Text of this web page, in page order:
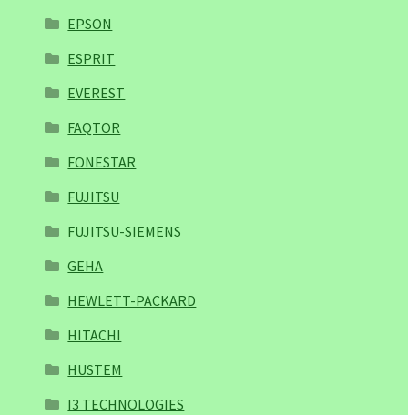
EPSON
ESPRIT
EVEREST
FAQTOR
FONESTAR
FUJITSU
FUJITSU-SIEMENS
GEHA
HEWLETT-PACKARD
HITACHI
HUSTEM
I3 TECHNOLOGIES